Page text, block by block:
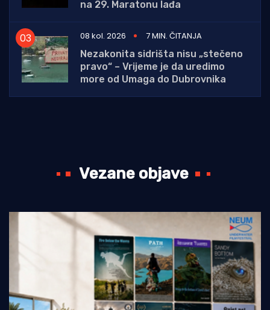
na 29. Maratonu lađa
08 kol. 2026
7 MIN. ČITANJA
Nezakonita sidrišta nisu „stečeno
pravo“ – Vrijeme je da uredimo
more od Umaga do Dubrovnika
Vezane objave